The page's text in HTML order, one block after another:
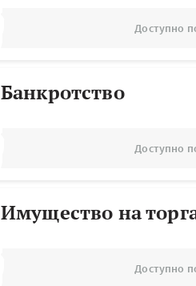
Доступно
Банкротство
Доступно
Имущество на
Доступно